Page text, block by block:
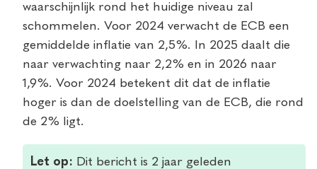
waarschijnlijk rond het huidige niveau zal
schommelen. Voor 2024 verwacht de ECB een
gemiddelde inflatie van 2,5%. In 2025 daalt die
naar verwachting naar 2,2% en in 2026 naar
1,9%. Voor 2024 betekent dit dat de inflatie
hoger is dan de doelstelling van de ECB, die rond
de 2% ligt.
Let op: Dit bericht is 2 jaar geleden